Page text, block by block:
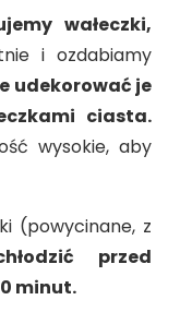
wałeczki,
i ozdabiamy
udekorować je
ciasta.
wysokie, aby
(powycinane, z
przed
minut.